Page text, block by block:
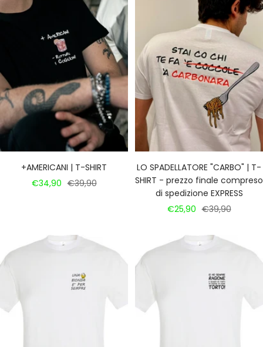
+AMERICANI | T-SHIRT
Prezzo
€34,90 Prezzo
€39,90
LO SPADELLATORE "CARBO" | T-
SHIRT - prezzo finale compreso
di spedizione EXPRESS
Prezzo
vendita
€25,90 Prezzo
€39,90